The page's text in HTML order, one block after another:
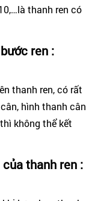
thanh ren có
ren :
thanh ren, có rất
hình thanh cân
không thể kết
thanh ren :